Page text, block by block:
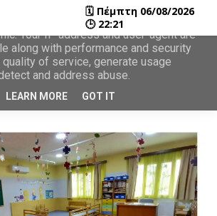
🗓 Πέμπτη 06/08/2026
🕒 22:21
from Google to deliver its services
Your IP address and user-agent are
along with performance and security
of service, generate usage
and address abuse.
LEARN MORE GOT IT